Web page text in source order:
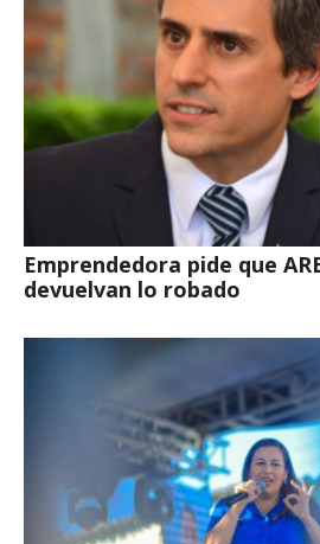
Emprendedora pide que
devuelvan lo robado